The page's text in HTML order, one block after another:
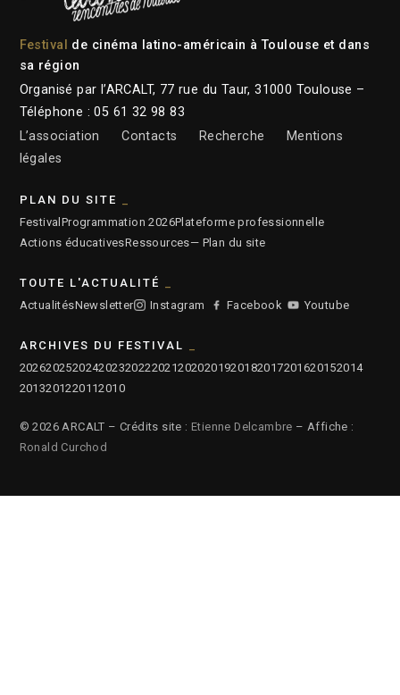
Festival
de cinéma latino-américain à Toulouse et dans
sa région
Organisé par l’ARCALT, 77 rue du Taur, 31000 Toulouse –
Téléphone : 05 61 32 98 83
L’association
Contacts Recherche
Mentions
légales
PLAN DU SITE
Festival Programmation 2026Plateforme professionnelle
Actions éducativesRessources— Plan du site
TOUTE L'ACTUALITÉ
ActualitésNewsletter Instagram Facebook Youtube
ARCHIVES DU FESTIVAL
2026202520242023202220212020201920182017201620152014
2013201220112010
© 2026 ARCALT – Crédits site : Etienne Delcambre – Affiche :
Ronald Curchod